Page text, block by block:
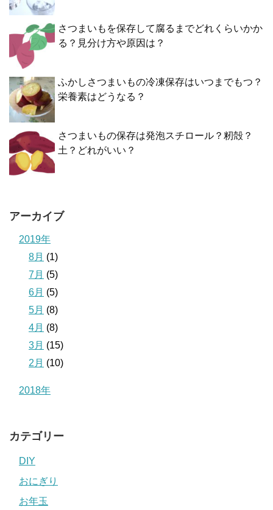
さつまいもを保存して腐るまでどれくらいかか
る？見分け方や原因は？
ふかしさつまいもの冷凍保存はいつまでもつ？
栄養素はどうなる？
さつまいもの保存は発泡スチロール？籾殻？
土？どれがいい？
アーカイブ
2019年
8月 (1)
7月 (5)
6月 (5)
5月 (8)
4月 (8)
3月 (15)
2月 (10)
2018年
カテゴリー
DIY
おにぎり
お年玉